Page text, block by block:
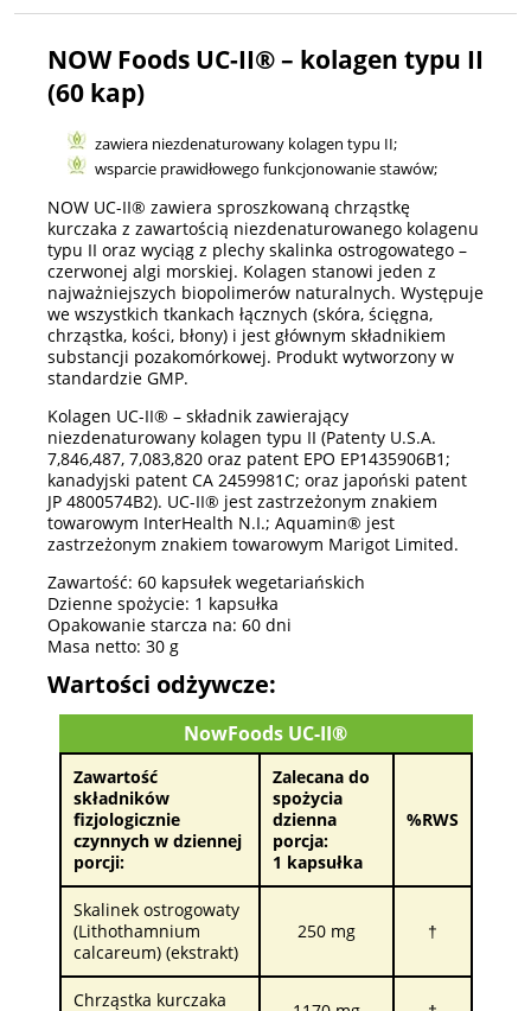
NOW Foods UC-II® – kolagen typu II
(60 kap)
zawiera niezdenaturowany kolagen typu II;
wsparcie prawidłowego funkcjonowanie stawów;
NOW UC-II® zawiera sproszkowaną chrząstkę
kurczaka z zawartością niezdenaturowanego kolagenu
typu II oraz wyciąg z plechy skalinka ostrogowatego –
czerwonej algi morskiej. Kolagen stanowi jeden z
najważniejszych biopolimerów naturalnych. Występuje
we wszystkich tkankach łącznych (skóra, ścięgna,
chrząstka, kości, błony) i jest głównym składnikiem
substancji pozakomórkowej. Produkt wytworzony w
standardzie GMP.
Kolagen UC-II® – składnik zawierający
niezdenaturowany kolagen typu II (Patenty U.S.A.
7,846,487, 7,083,820 oraz patent EPO EP1435906B1;
kanadyjski patent CA 2459981C; oraz japoński patent
JP 4800574B2). UC-II® jest zastrzeżonym znakiem
towarowym InterHealth N.I.; Aquamin® jest
zastrzeżonym znakiem towarowym Marigot Limited.
Zawartość: 60 kapsułek wegetariańskich
Dzienne spożycie: 1 kapsułka
Opakowanie starcza na: 60 dni
Masa netto: 30 g
Wartości odżywcze:
NowFoods UC-II®
Zawartość
składników
fizjologicznie
czynnych w dziennej
porcji:
Zalecana do
spożycia
dzienna
porcja:
1 kapsułka
%RWS
Skalinek ostrogowaty
(Lithothamnium
calcareum) (ekstrakt)
250 mg †
Chrząstka kurczaka